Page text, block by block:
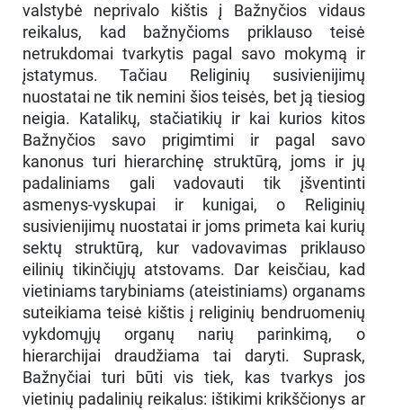
valstybė neprivalo kištis į Bažnyčios vidaus
reikalus, kad bažnyčioms priklauso teisė
netrukdomai tvarkytis pagal savo mokymą ir
įstatymus. Tačiau Religinių susivienijimų
nuostatai ne tik nemini šios teisės, bet ją tiesiog
neigia. Katalikų, stačiatikių ir kai kurios kitos
Bažnyčios savo prigimtimi ir pagal savo
kanonus turi hierarchinę struktūrą, joms ir jų
padaliniams gali vadovauti tik įšventinti
asmenys-vyskupai ir kunigai, o Religinių
susivienijimų nuostatai ir joms primeta kai kurių
sektų struktūrą, kur vadovavimas priklauso
eilinių tikinčiųjų atstovams. Dar keisčiau, kad
vietiniams tarybiniams (ateistiniams) organams
suteikiama teisė kištis į religinių bendruomenių
vykdomųjų organų narių parinkimą, o
hierarchijai draudžiama tai daryti. Suprask,
Bažnyčiai turi būti vis tiek, kas tvarkys jos
vietinių padalinių reikalus: ištikimi krikščionys ar